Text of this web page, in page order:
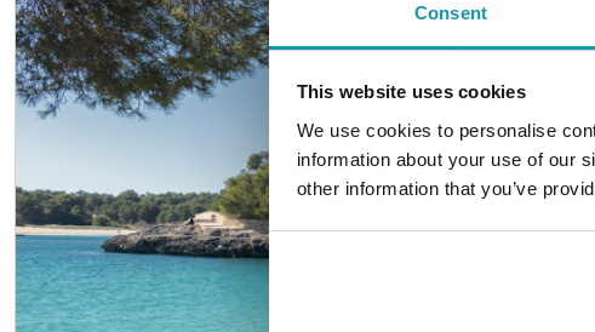
Consent
This website uses cookies
We use cookies to personalise
information about your use of our
other information that you’ve